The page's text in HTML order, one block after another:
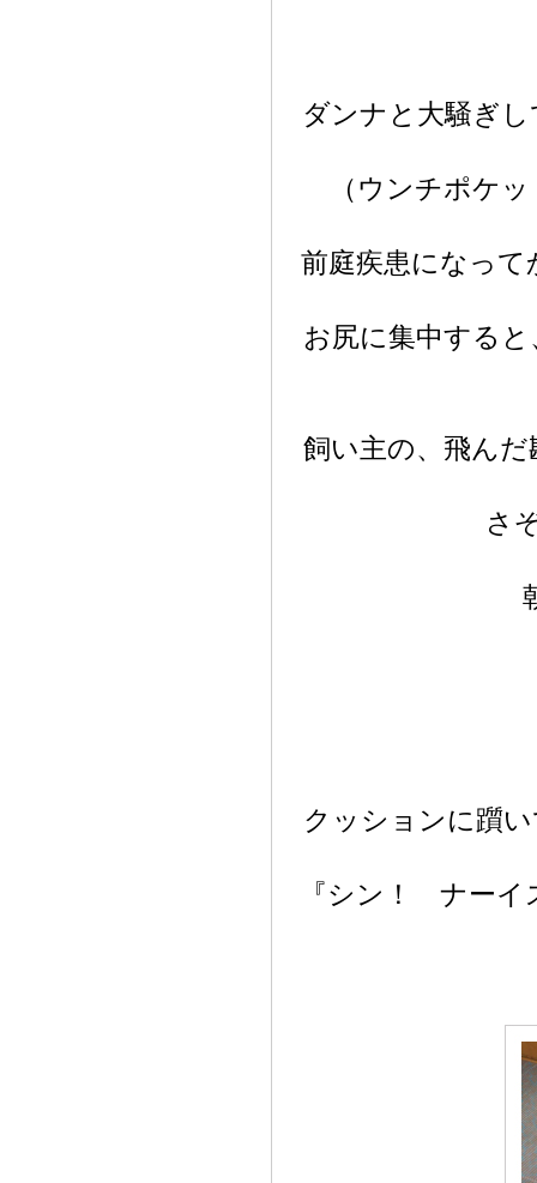
ダンナと大騒ぎ
（ウンチポケ
前庭疾患になっ
お尻に集中する
飼い主の、飛ん
さ
クッションに躓
『シン！ ナー